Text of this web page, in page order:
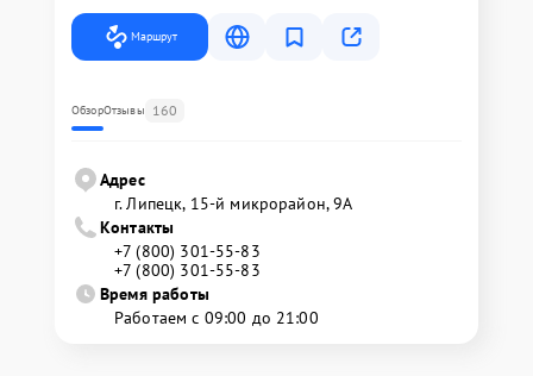
Маршрут
ОбзорОтзывы 160
Адрес
г. Липецк, 15-й микрорайон, 9А
Контакты
+7 (800) 301-55-83
+7 (800) 301-55-83
Время работы
Работаем с 09:00 до 21:00